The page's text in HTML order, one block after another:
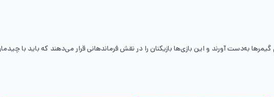
به‌دست آورند و این بازی‌ها بازیکنان را در نقش فرماندهانی قرار می‌دهند که باید با